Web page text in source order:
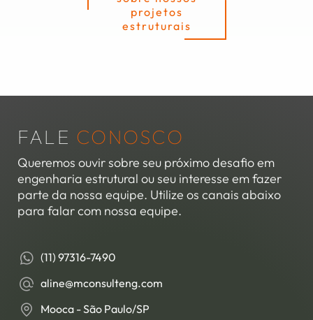
projetos
estruturais
FALE CONOSCO
Queremos ouvir sobre seu próximo desafio em
engenharia estrutural ou seu interesse em fazer
parte da nossa equipe. Utilize os canais abaixo
para falar com nossa equipe.
(11) 97316-7490
aline@mconsulteng.com
Mooca - São Paulo/SP